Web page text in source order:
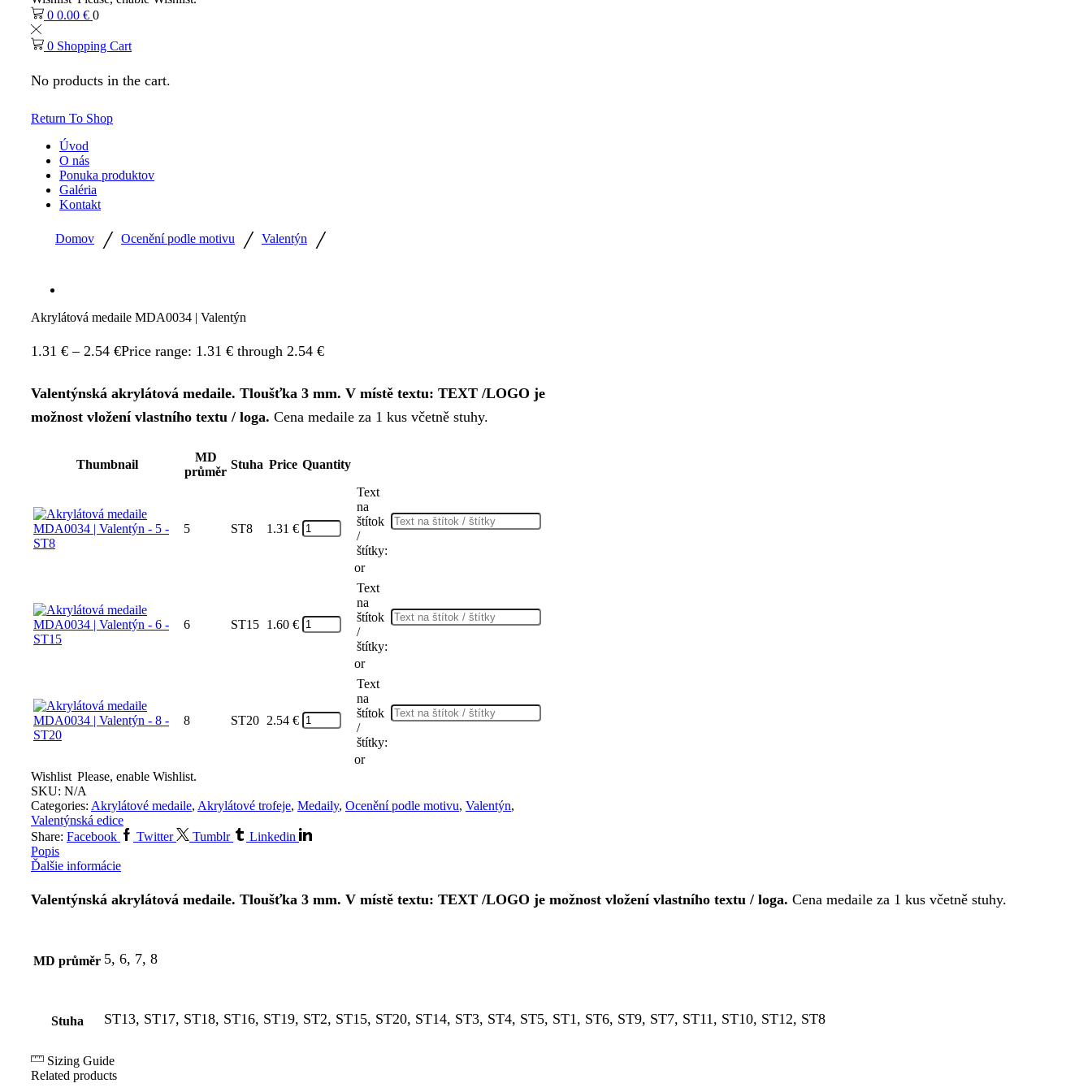
0 0.00 € 0
0 Shopping Cart
No products in the cart.
Return To Shop
Úvod
O nás
Ponuka produktov
Galéria
Kontakt
Domov / Ocenění podle motivu / Valentýn /
Akrylátová medaile MDA0034 | Valentýn
1.31 € – 2.54 €Price range: 1.31 € through 2.54 €
Valentýnská akrylátová medaile. Tloušťka 3 mm. V místě textu: TEXT /LOGO je
možnost vložení vlastního textu / loga. Cena medaile za 1 kus včetně stuhy.
Thumbnail
MD
průměr
Stuha Price Quantity
5 ST8 1.31 €
Text
na
štítok
/
štítky:
or
6 ST15 1.60 €
Text
na
štítok
/
štítky:
or
8 ST20 2.54 €
Text
na
štítok
/
štítky:
or
Wishlist Please, enable Wishlist.
SKU: N/A
Categories: Akrylátové medaile, Akrylátové trofeje, Medaily, Ocenění podle motivu, Valentýn,
Valentýnská edice
Share: Facebook Twitter Tumblr
Linkedin
Popis
Ďalšie informácie
Valentýnská akrylátová medaile. Tloušťka 3 mm. V místě textu: TEXT /LOGO je možnost vložení vlastního textu / loga. Cena medaile za 1 kus včetně stuhy.
MD průměr 5, 6, 7, 8
Stuha ST13, ST17, ST18, ST16, ST19, ST2, ST15, ST20, ST14, ST3, ST4, ST5, ST1, ST6, ST9, ST7, ST11, ST10, ST12, ST8
Sizing Guide
Related products